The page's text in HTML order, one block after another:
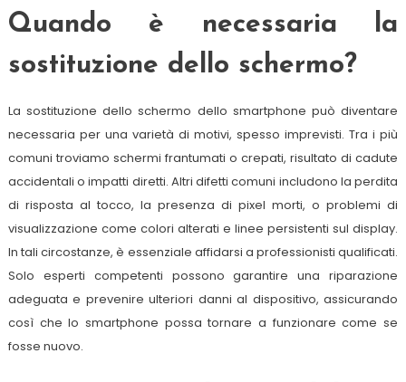
Quando è necessaria la
sostituzione dello schermo?
La sostituzione dello schermo dello smartphone può diventare
necessaria per una varietà di motivi, spesso imprevisti. Tra i più
comuni troviamo schermi frantumati o crepati, risultato di cadute
accidentali o impatti diretti. Altri difetti comuni includono la perdita
di risposta al tocco, la presenza di pixel morti, o problemi di
visualizzazione come colori alterati e linee persistenti sul display.
In tali circostanze, è essenziale affidarsi a professionisti qualificati.
Solo esperti competenti possono garantire una riparazione
adeguata e prevenire ulteriori danni al dispositivo, assicurando
così che lo smartphone possa tornare a funzionare come se
fosse nuovo.